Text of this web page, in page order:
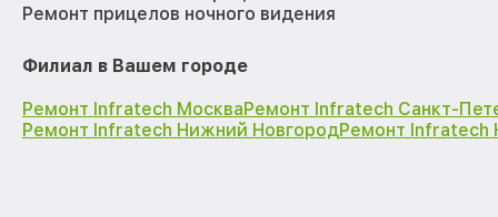
Ремонт прицелов ночного видения
Филиал в Вашем городе
Ремонт Infratech МоскваРемонт Infratech Санкт-
Ремонт Infratech Нижний НовгородРемонт Infratech